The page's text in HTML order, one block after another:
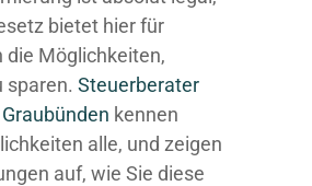
bietet hier für
die Möglichkeiten,
sparen. Steuerberater
kennen
alle, und zeigen
auf, wie Sie diese